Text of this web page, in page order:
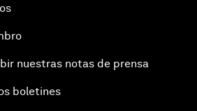
nuestras notas de prensa
boletines